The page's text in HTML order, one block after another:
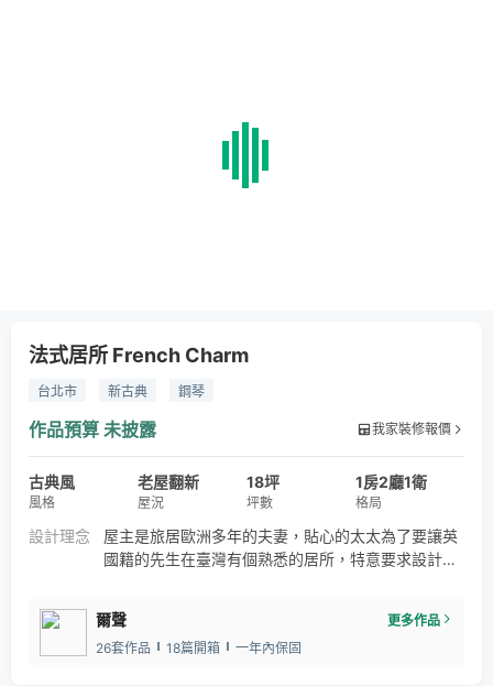
法式居所 French Charm
台北市 新古典 鋼琴
作品預算 未披露 我家裝修報價
古典風
風格
老屋翻新
屋況
18坪
坪數
1房2廳1衛
格局
設計理念
屋主是旅居歐洲多年的夫妻，貼心的太太為了要讓英
國籍的先生在臺灣有個熟悉的居所，特意要求設計師
條，另外如何展示演奏鋼琴更是本案的設計重點。
爾聲
更多作品
26套作品
18篇開箱 一年內保固